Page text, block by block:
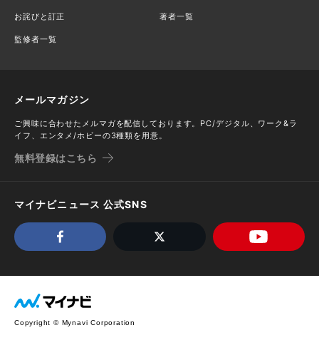
お詫びと訂正 著者一覧
監修者一覧
メールマガジン
ご興味に合わせたメルマガを配信しております。PC/デジタル、ワーク&ラ
イフ、エンタメ/ホビーの3種類を用意。
無料登録はこちら
マイナビニュース 公式SNS
Copyright © Mynavi Corporation